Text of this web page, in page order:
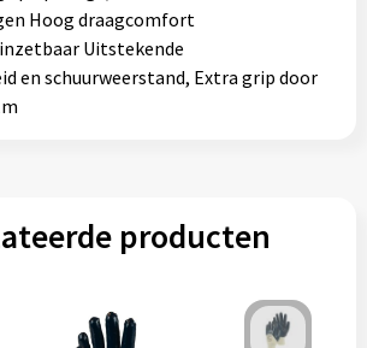
Hoog draagcomfort
Uitstekende
en schuurweerstand, Extra grip door
producten